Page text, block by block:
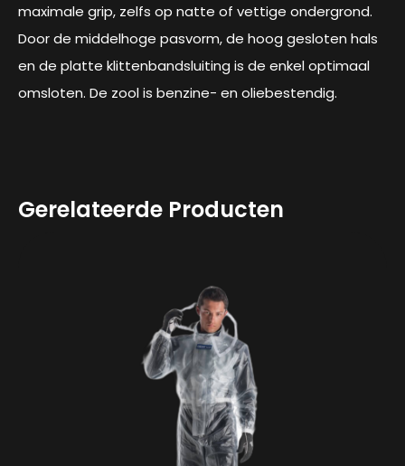
maximale grip, zelfs op natte of vettige ondergrond.
Door de middelhoge pasvorm, de hoog gesloten hals
en de platte klittenbandsluiting is de enkel optimaal
omsloten. De zool is benzine- en oliebestendig.
Gerelateerde Producten